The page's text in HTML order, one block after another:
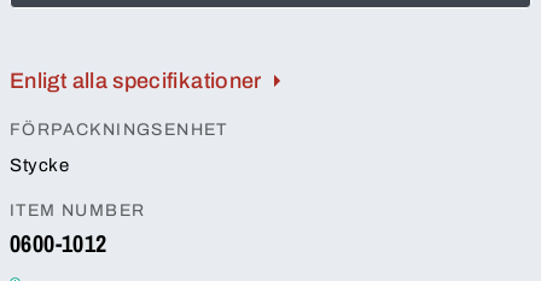
Enligt alla specifikationer
FÖRPACKNINGSENHET
Stycke
ITEM NUMBER
0600-1012